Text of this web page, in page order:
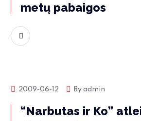
metų pabaigos
Rinkos naujienos
2009-06-12 Byadmin
“Narbutas ir Ko”